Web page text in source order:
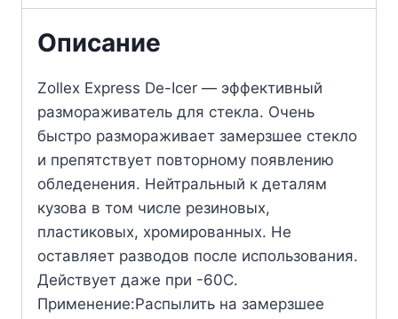
Описание
Zollex Express De-Icer — эффективный
размораживатель для стекла. Очень
быстро размораживает замерзшее стекло
и препятствует повторному появлению
обледенения. Нейтральный к деталям
кузова в том числе резиновых,
пластиковых, хромированных. Не
оставляет разводов после использования.
Действует даже при -60С.
Применение:Распылить на замерзшее